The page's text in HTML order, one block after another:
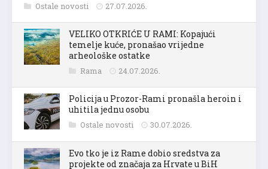
Ostale novosti 27.07.2026.
VELIKO OTKRIĆE U RAMI: Kopajući
temelje kuće, pronašao vrijedne
arheološke ostatke
Rama 24.07.2026.
Policija u Prozor-Rami pronašla heroin i
uhitila jednu osobu
Ostale novosti 30.07.2026.
Evo tko je iz Rame dobio sredstva za
projekte od značaja za Hrvate u BiH